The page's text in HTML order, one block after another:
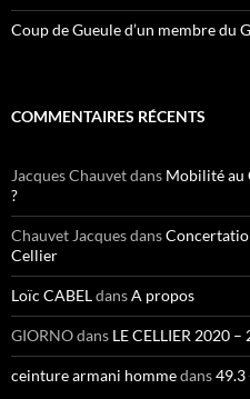
Coup de Gueule d’un membre du
COMMENTAIRES RÉCENTS
Jacques Chauvetdans Mobilité au
?
Chauvet Jacquesdans
Cellier
Loïc CABELdansA propos
GIORNOdans LE CELLIER 2020 –
ceinture armani hommedans49.3